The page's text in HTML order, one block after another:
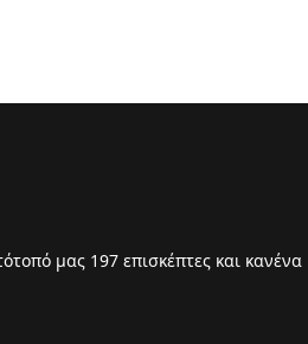
μας 197 επισκέπτες και κανένα